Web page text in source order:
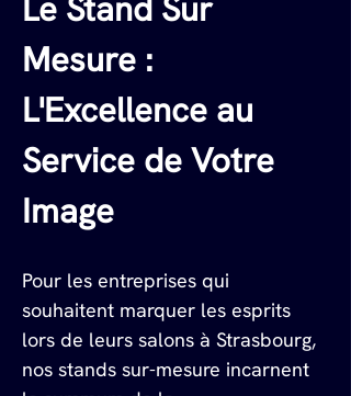
Le Stand Sur
Mesure :
L'Excellence au
Service de Votre
Image
Pour les entreprises qui
souhaitent marquer les esprits
lors de leurs salons à Strasbourg,
nos stands sur-mesure incarnent